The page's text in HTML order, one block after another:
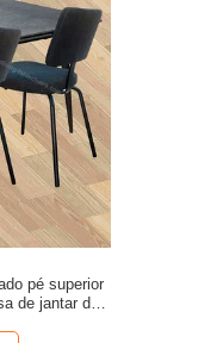
pé superior
de jantar do